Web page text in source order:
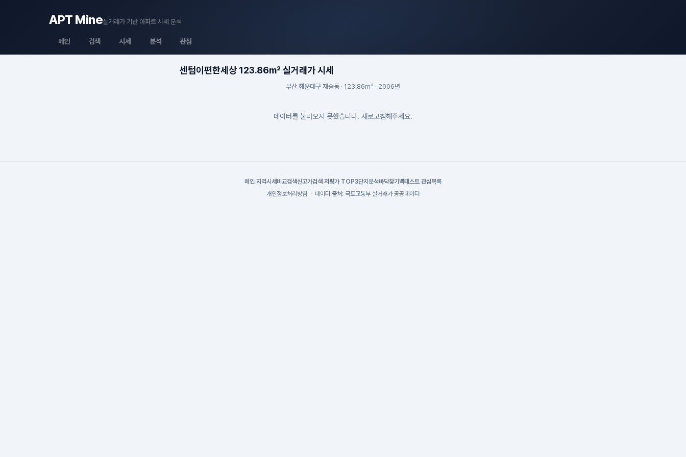
APT Mine실거래가 기반 아파트 시세 분석
메인 검색 시세 분석 관심
센텀이편한세상 123.86m² 실거래가 시세
부산 해운대구 재송동 · 123.86m² · 2006년
데이터를 불러오지 못했습니다. 새로고침해주세요.
메인 지역시세 비교검색신고가검색 저평가 TOP3단지분석 바닥찾기 백테스트 관심목록
개인정보처리방침 · 데이터 출처: 국토교통부 실거래가 공공데이터